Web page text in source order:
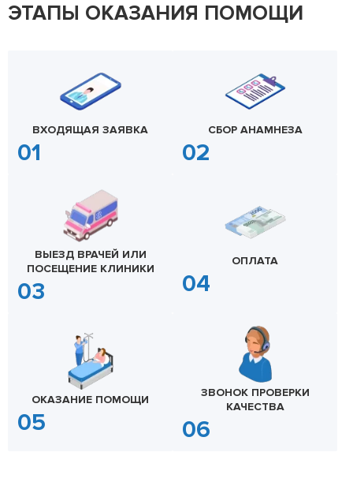
ЭТАПЫ ОКАЗАНИЯ ПОМОЩИ
ВХОДЯЩАЯ ЗАЯВКА СБОР АНАМНЕЗА
ВЫЕЗД ВРАЧЕЙ ИЛИ
ПОСЕЩЕНИЕ КЛИНИКИ
ОПЛАТА
ОКАЗАНИЕ ПОМОЩИ
ЗВОНОК ПРОВЕРКИ
КАЧЕСТВА